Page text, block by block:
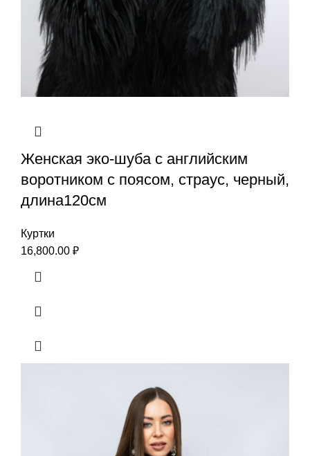
Женская эко-шуба с английским
воротником с поясом, страус, черный,
длина120см
Куртки
16,800.00 ₽